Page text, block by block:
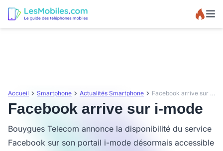
Accueil Smartphone Actualités Smartphone Facebook arrive sur i-mode
Facebook arrive sur i-mode
Bouygues Telecom annonce la disponibilité du service
Facebook sur son portail i-mode désormais accessible